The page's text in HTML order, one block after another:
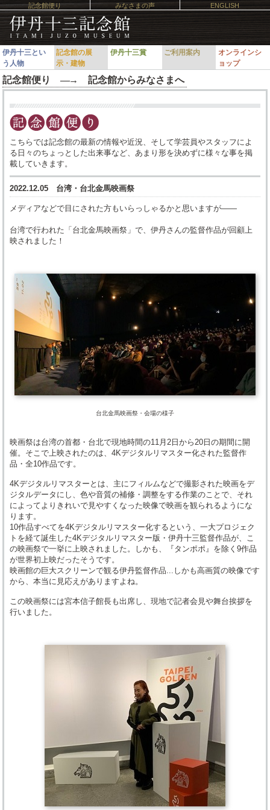
ENGLISH
記念館便り みなさまの声
伊丹十三とい
う人物
記念館の展
示・建物
伊丹十三賞 ご利用案内
オンラインシ
ョップ
記念館便り ―→ 記念館からみなさまへ
こちらでは記念館の最新の情報や近況、そして学芸員やスタッフによ
る日々のちょっとした出来事など、あまり形を決めずに様々な事を掲
載していきます。
2022.12.05 台湾・台北金馬映画祭
メディアなどで目にされた方もいらっしゃるかと思いますが――
台湾で行われた「台北金馬映画祭」で、伊丹さんの監督作品が回顧上
映されました！
台北金馬映画祭・会場の様子
映画祭は台湾の首都・台北で現地時間の11月2日から20日の期間に開
催。そこで上映されたのは、4Kデジタルリマスター化された監督作
品・全10作品です。
4Kデジタルリマスターとは、主にフィルムなどで撮影された映画をデ
ジタルデータにし、色や音質の補修・調整をする作業のことで、それ
によってよりきれいで見やすくなった映像で映画を観られるようにな
ります。
10作品すべてを4Kデジタルリマスター化するという、一大プロジェク
トを経て誕生した4Kデジタルリマスター版・伊丹十三監督作品が、こ
の映画祭で一挙に上映されました。しかも、『タンポポ』を除く9作品
が世界初上映だったそうです。
映画館の巨大スクリーンで観る伊丹監督作品...しかも高画質の映像です
から、本当に見応えがありますよね。
この映画祭には宮本信子館長も出席し、現地で記者会見や舞台挨拶を
行いました。